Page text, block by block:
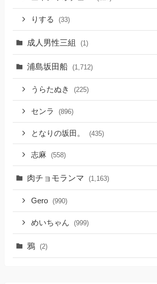
りする (33)
成人男性三組 (1)
浦島坂田船 (1,712)
うらたぬき (225)
センラ (896)
となりの坂田。 (435)
志麻 (558)
肉チョモランマ (1,163)
Gero (990)
めいちゃん (999)
鴉 (2)